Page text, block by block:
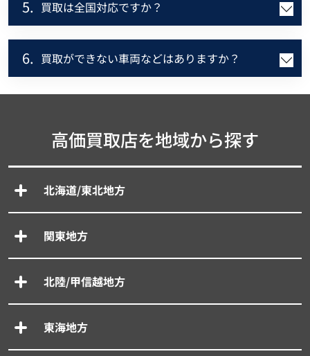
5. 買取は全国対応ですか？
6. 買取ができない車両などはありますか？
高価買取店を地域から探す
北海道/東北地方
関東地方
北陸/甲信越地方
東海地方